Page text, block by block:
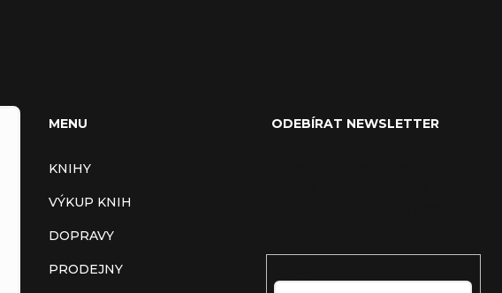
MENU
KNIHY
VÝKUP KNIH
DOPRAVY
PRODEJNY
ODEBÍRAT NEWSLETTER